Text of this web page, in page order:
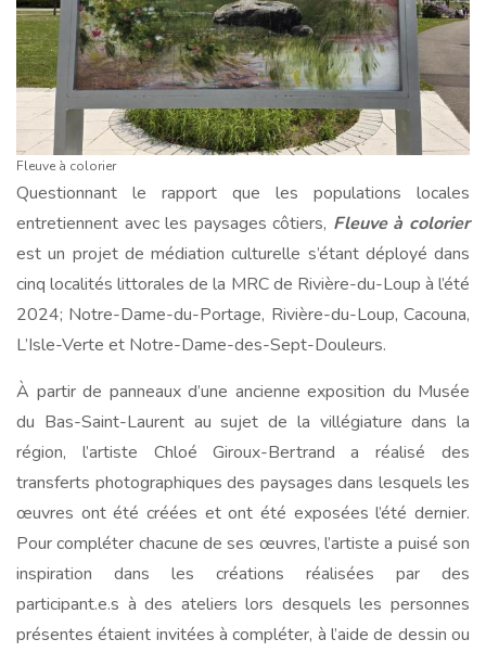
Fleuve à colorier
Questionnant le rapport que les populations locales
entretiennent avec les paysages côtiers, Fleuve à colorier
est un projet de médiation culturelle s’étant déployé dans
cinq localités littorales de la MRC de Rivière-du-Loup à l’été
2024; Notre-Dame-du-Portage, Rivière-du-Loup, Cacouna,
L’Isle-Verte et Notre-Dame-des-Sept-Douleurs.
À partir de panneaux d’une ancienne exposition du Musée
du Bas-Saint-Laurent au sujet de la villégiature dans la
région, l’artiste Chloé Giroux-Bertrand a réalisé des
transferts photographiques des paysages dans lesquels les
œuvres ont été créées et ont été exposées l’été dernier.
Pour compléter chacune de ses œuvres, l’artiste a puisé son
inspiration dans les créations réalisées par des
participant.e.s à des ateliers lors desquels les personnes
présentes étaient invitées à compléter, à l’aide de dessin ou